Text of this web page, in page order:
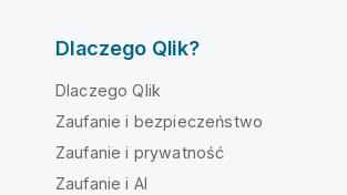
Dlaczego Qlik?
Dlaczego Qlik
Zaufanie i bezpieczeństwo
Zaufanie i prywatność
Zaufanie i AI